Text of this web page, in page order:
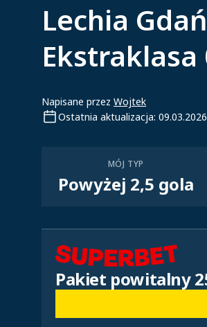
Lechia
Ekstraklasa
Napisane przez Wojtek
Ostatnia aktualizacja: 09.03.2026
MÓJ TYP
Powyżej 2,5 gola
Pakiet powitalny